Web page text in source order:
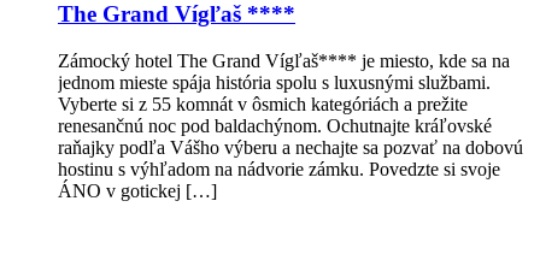
The Grand Vígľaš ****
Zámocký hotel The Grand Vígľaš**** je miesto, kde sa na
jednom mieste spája história spolu s luxusnými službami.
Vyberte si z 55 komnát v ôsmich kategóriách a prežite
renesančnú noc pod baldachýnom. Ochutnajte kráľovské
raňajky podľa Vášho výberu a nechajte sa pozvať na dobovú
hostinu s výhľadom na nádvorie zámku. Povedzte si svoje
ÁNO v gotickej […]